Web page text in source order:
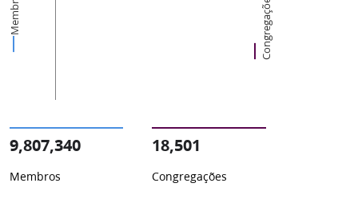
Membros Congregações
9,807,340
Membros
18,501
Congregações